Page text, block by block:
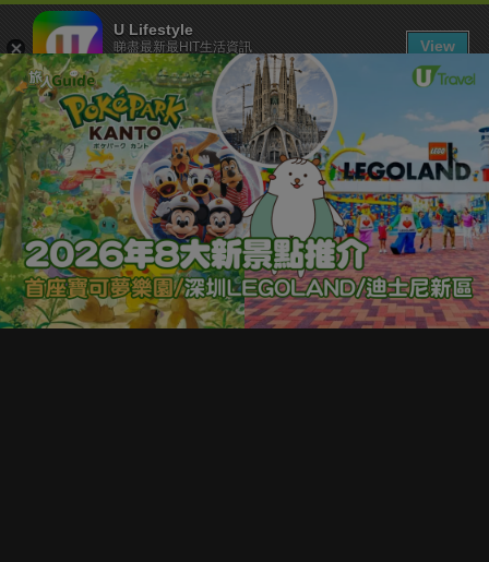
下載 U Lifestyle App
U Lifestyle
睇盡最新最HIT生活資訊
FREE - In Google Play
View